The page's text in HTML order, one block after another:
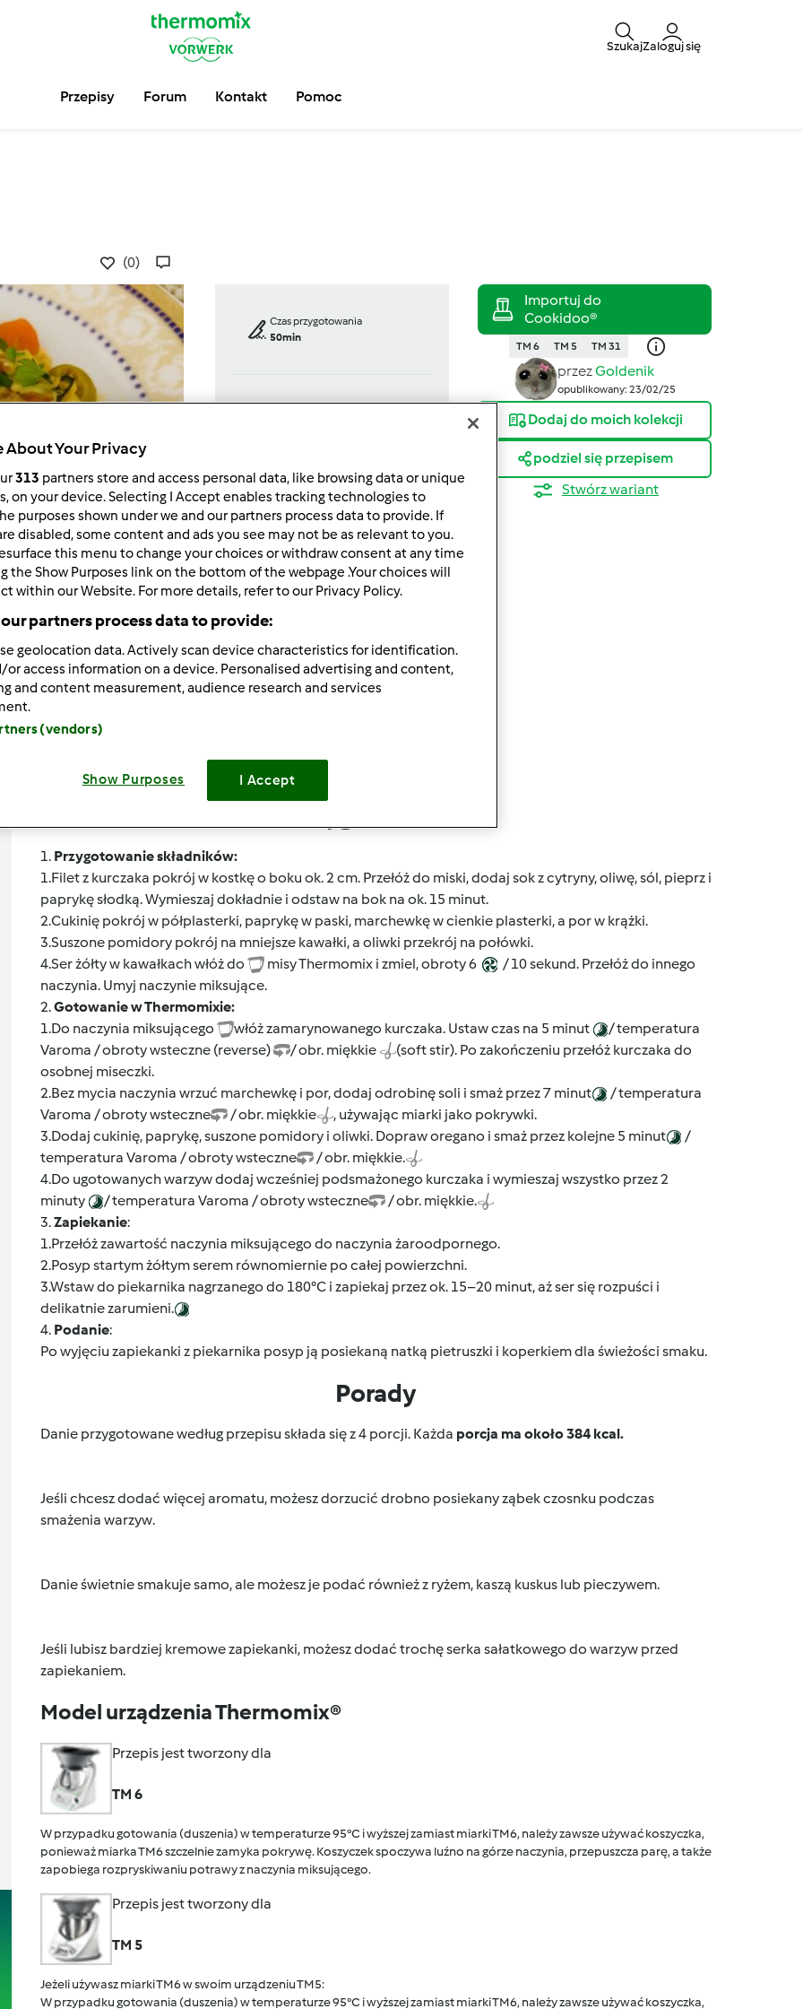
SzukajZaloguj się
Przepisy Forum Kontakt Pomoc
(0)
Czas przygotowania
50min
porcja/porcje/porcji
----
Poziom
TM 6 TM 5 TM 31
przezGoldenik
opublikowany: 23/02/25
Dodaj do moich kolekcji
podziel się przepisem
Stwórz wariant
1. Przygotowanie składników:
1.Filet z kurczaka pokrój w kostkę o boku ok. 2 cm. Przełóż do miski, dodaj sok z cytryny, oliwę, sól, pieprz i
paprykę słodką. Wymieszaj dokładnie i odstaw na bok na ok. 15 minut.
2.Cukinię pokrój w półplasterki, paprykę w paski, marchewkę w cienkie plasterki, a por w krążki.
3.Suszone pomidory pokrój na mniejsze kawałki, a oliwki przekrój na połówki.
4.Ser żółty w kawałkach włóż do
misy Thermomix i zmiel, obroty 6
/ 10 sekund. Przełóż do innego
naczynia. Umyj naczynie miksujące.
2.Gotowanie w Thermomixie:
1.Do naczynia miksującego
włóż zamarynowanego kurczaka. Ustaw czas na 5 minut
/ temperatura
Varoma / obroty wsteczne (reverse)
/ obr. miękkie
(soft stir). Po zakończeniu przełóż kurczaka do
osobnej miseczki.
2.Bez mycia naczynia wrzuć marchewkę i por, dodaj odrobinę soli i smaż przez 7 minut
/ temperatura
Varoma / obroty wsteczne
/ obr. miękkie
, używając miarki jako pokrywki.
3.Dodaj cukinię, paprykę, suszone pomidory i oliwki. Dopraw oregano i smaż przez kolejne 5 minut
/
temperatura Varoma / obroty wsteczne
/ obr. miękkie.
4.Do ugotowanych warzyw dodaj wcześniej podsmażonego kurczaka i wymieszaj wszystko przez 2
minuty
/ temperatura Varoma / obroty wsteczne
/ obr. miękkie.
3.Zapiekanie:
1.Przełóż zawartość naczynia miksującego do naczynia żaroodpornego.
2.Posyp startym żółtym serem równomiernie po całej powierzchni.
3.Wstaw do piekarnika nagrzanego do 180°C i zapiekaj przez ok. 15–20 minut, aż ser się rozpuści i
delikatnie zarumieni.
4. Podanie:
Po wyjęciu zapiekanki z piekarnika posyp ją posiekaną natką pietruszki i koperkiem dla świeżości smaku.
Porady
Danie przygotowane według przepisu składa się z 4 porcji. Każda porcja ma około 384 kcal.
Jeśli chcesz dodać więcej aromatu, możesz dorzucić drobno posiekany ząbek czosnku podczas
smażenia warzyw.
Danie świetnie smakuje samo, ale możesz je podać również z ryżem, kaszą kuskus lub pieczywem.
Jeśli lubisz bardziej kremowe zapiekanki, możesz dodać trochę serka sałatkowego do warzyw przed
zapiekaniem.
Model urządzenia Thermomix®
Przepis jest tworzony dla
TM 6
W przypadku gotowania (duszenia) w temperaturze 95°C i wyższej zamiast miarki TM6, należy zawsze używać koszyczka,
ponieważ miarka TM6 szczelnie zamyka pokrywę. Koszyczek spoczywa luźno na górze naczynia, przepuszcza parę, a także
zapobiega rozpryskiwaniu potrawy z naczynia miksującego.
Przepis jest tworzony dla
TM 5
Jeżeli używasz miarki TM6 w swoim urządzeniu TM5:
W przypadku gotowania (duszenia) w temperaturze 95°C i wyższej zamiast miarki TM6, należy zawsze używać koszyczka,
About Your Privacy
313 partners store and access personal data, like browsing data or unique
on your device. Selecting I Accept enables tracking technologies to
purposes shown under we and our partners process data to provide. If
disabled, some content and ads you see may not be as relevant to you.
this menu to change your choices or withdraw consent at any time
the Show Purposes link on the bottom of the webpage .Your choices will
within our Website. For more details, refer to our Privacy Policy.
partners process data to provide:
geolocation data. Actively scan device characteristics for identification.
or access information on a device. Personalised advertising and content,
and content measurement, audience research and services
(vendors)
Show Purposes I Accept